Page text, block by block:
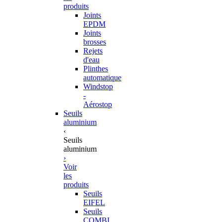
produits
Joints
EPDM
Joints
brosses
Rejets
d'eau
Plinthes
automatique
Windstop
-
Aérostop
Seuils
aluminium
‹
Seuils
aluminium
›
Voir
les
produits
Seuils
EIFEL
Seuils
COMBI